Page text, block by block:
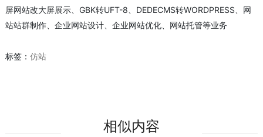
屏网站改大屏展示、GBK转UFT-8、DEDECMS转WORDPRESS、网
站站群制作、企业网站设计、企业网站优化、网站托管等业务
标签： 仿站
相似内容